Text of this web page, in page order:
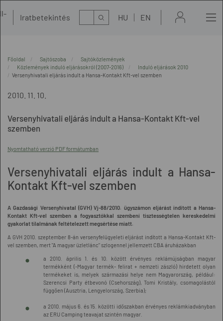
Iratbetekintés Kereső HU EN
Főoldal Sajtószoba
Sajtóközlemények
Közlemények induló eljárásokról (2007-2016)
Induló eljárások 2010
Versenyhivatali eljárás indult a Hansa-Kontakt Kft-vel szemben
2010. 11. 10.
Versenyhivatali eljárás indult a Hansa-Kontakt Kft-vel
szemben
Nyomtatható verzió PDF formátumban
Versenyhivatali eljárás indult a Hansa-
Kontakt Kft-vel szemben
A Gazdasági Versenyhivatal (GVH) Vj-88/2010. ügyszámon eljárást indított a Hansa-
Kontakt Kft-vel szemben a fogyasztókkal szembeni tisztességtelen kereskedelmi
gyakorlat tilalmának feltételezett megsértése miatt.
A GVH 2010. szeptember 8-án versenyfelügyeleti eljárást indított a Hansa-Kontakt Kft-
vel szemben, mert "A magyar üzletlánc" szlogennel jellemzett CBA áruházakban
a 2010. április 1. és 10. között érvényes reklámújságban magyar
termékként (-Magyar termék- felirat + nemzeti zászló) hirdetett olyan
termékeket is, melyek származási helye nem Magyarország, például:
Szerencsi Party étbevonó (Csehország), Tomi Kristály, csomagolástól
függően (Ausztria, Lengyelország, Szerbia);
a 2010. május 6. és 15. közötti időszakban érvényes reklámkiadványban
az ERU Camping teavajat szintén magyar.